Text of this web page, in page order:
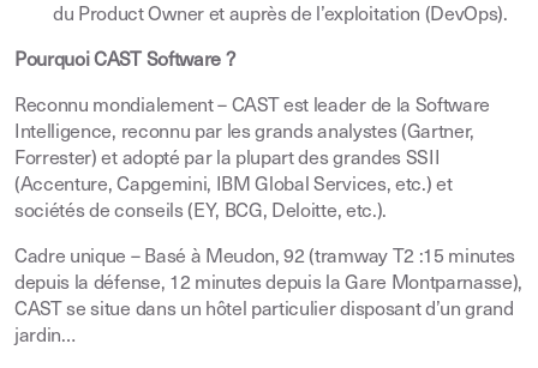
du Product Owner et auprès de l’exploitation (DevOps).
Pourquoi CAST Software ?
Reconnu mondialement – CAST est leader de la Software
Intelligence, reconnu par les grands analystes (Gartner,
Forrester) et adopté par la plupart des grandes SSII
(Accenture, Capgemini, IBM Global Services, etc.) et
sociétés de conseils (EY, BCG, Deloitte, etc.).
Cadre unique – Basé à Meudon, 92 (tramway T2 :15 minutes
depuis la défense, 12 minutes depuis la Gare Montparnasse),
CAST se situe dans un hôtel particulier disposant d’un grand
jardin…